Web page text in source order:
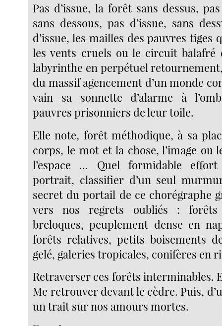
Pas d’issue, la forêt sans dessus,
sans dessous, pas d’issue, sans
d’issue, les mailles des pauvres tiges
les vents cruels ou le circuit
labyrinthe en perpétuel
du massif agencement d’un monde
vain sa sonnette d’alarme à
pauvres prisonniers de leur toile.
Elle note, forêt méthodique, à sa
corps, le mot et la chose, l’image ou
l’espace ... Quel formidable
portrait, classifier d’un seul
secret du portail de ce chorégraphe
vers nos regrets oubliés :
breloques, peuplement dense en
forêts relatives, petits boisements
gelé, galeries tropicales, conifères en
Retraverser ces forêts interminables.
Me retrouver devant le cèdre. Puis,
un trait sur nos amours mortes.